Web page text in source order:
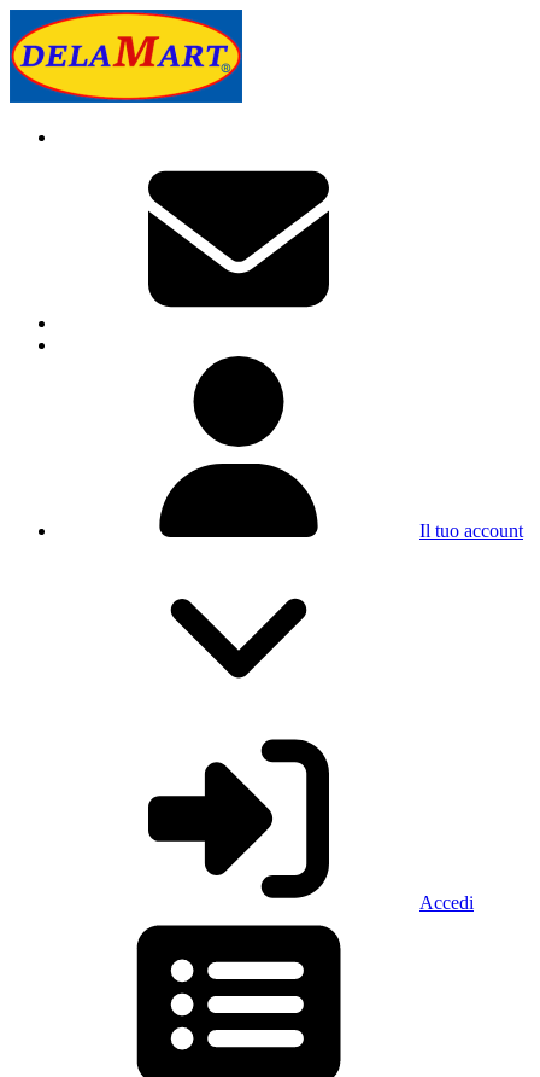
Il tuo account
Accedi